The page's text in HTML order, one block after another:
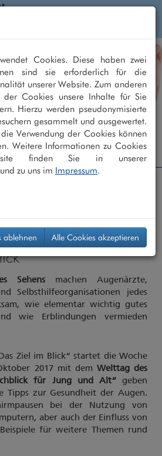
Augenklinik +49 208 - 30 40 30 40
+49 208 - 30 40 30 0
Sehensmachen Augenärzte,
Selbsthilfeorganisationen jedes
wie elementar wichtig gutes
wie Erblindungen vermieden
Ziel im Blick“ startet die Woche
2017 mit dem Welttag des
für Jung und Alt“geben
Tipps zur Gesundheit der Augen.
bei der Nutzung von
aber auch der Einfluss von
für weitere Themen rund
Cookies. Diese haben zwei
sind sie erforderlich für die
unserer Website. Zum anderen
Cookies unsere Inhalte für Sie
Hierzu werden pseudonymisierte
gesammelt und ausgewertet.
Verwendung der Cookies können
Weitere Informationen zu Cookies
finden Sie in unserer
und zu uns im Impressum.
ablehnen Alle Cookies akzeptieren